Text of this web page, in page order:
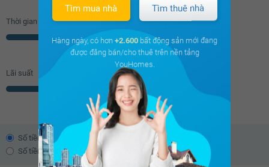
Thời gian vay
Năm
Lãi suất
% năm
Số tiền trả theo dư nợ giảm dần
Số tiền trả đều hàng tháng
Tìm mua nhà Tìm thuê nhà
Hàng ngày, có hơn +2.600 bất động sản mới đang
được đăng bán/cho thuê trên nền tảng
YouHomes.